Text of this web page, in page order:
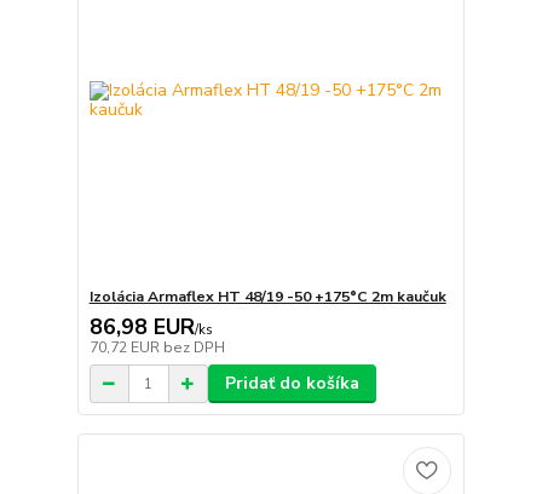
Izolácia Armaflex HT 48/19 -50 +175°C 2m kaučuk
86,98 EUR/ks
70,72 EUR bez DPH
Pridať do košíka